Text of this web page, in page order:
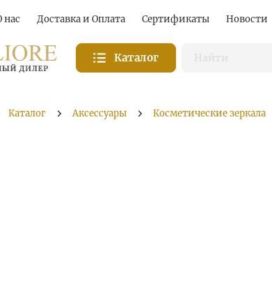
нас Доставка и Оплата Сертификаты Новости
Каталог
Каталог Аксессуары Косметические зеркала